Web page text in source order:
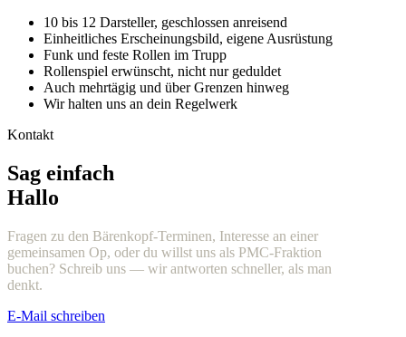
10 bis 12 Darsteller, geschlossen anreisend
Einheitliches Erscheinungsbild, eigene Ausrüstung
Funk und feste Rollen im Trupp
Rollenspiel erwünscht, nicht nur geduldet
Auch mehrtägig und über Grenzen hinweg
Wir halten uns an dein Regelwerk
Kontakt
Sag einfach
Hallo
Fragen zu den Bärenkopf-Terminen, Interesse an einer
gemeinsamen Op, oder du willst uns als PMC-Fraktion
buchen? Schreib uns — wir antworten schneller, als man
denkt.
E-Mail schreiben